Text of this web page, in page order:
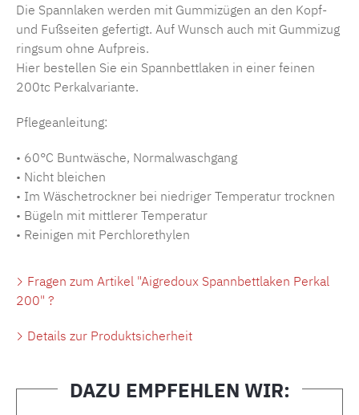
Die Spannlaken werden mit Gummizügen an den Kopf-
und Fußseiten gefertigt. Auf Wunsch auch mit Gummizug
ringsum ohne Aufpreis.
Hier bestellen Sie ein Spannbettlaken in einer feinen
200tc Perkalvariante.
Pflegeanleitung:
• 60°C Buntwäsche, Normalwaschgang
• Nicht bleichen
• Im Wäschetrockner bei niedriger Temperatur trocknen
• Bügeln mit mittlerer Temperatur
• Reinigen mit Perchlorethylen
Fragen zum Artikel "Aigredoux Spannbettlaken Perkal
200" ?
Details zur Produktsicherheit
DAZU EMPFEHLEN WIR: